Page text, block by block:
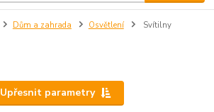
Dům a zahrada Osvětlení Svítilny
Upřesnit parametry